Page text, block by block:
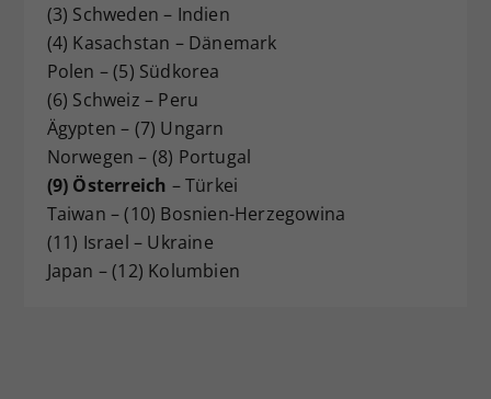
(3) Schweden – Indien
(4) Kasachstan – Dänemark
Polen – (5) Südkorea
(6) Schweiz – Peru
Ägypten – (7) Ungarn
Norwegen – (8) Portugal
(9) Österreich – Türkei
Taiwan – (10) Bosnien-Herzegowina
(11) Israel – Ukraine
Japan – (12) Kolumbien